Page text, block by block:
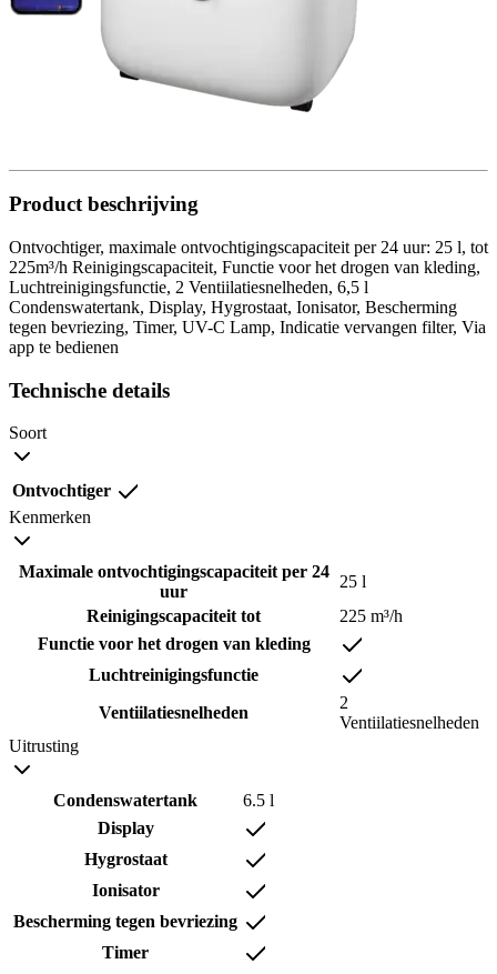
Product beschrijving
Ontvochtiger, maximale ontvochtigingscapaciteit per 24 uur: 25 l, tot
225m³/h Reinigingscapaciteit, Functie voor het drogen van kleding,
Luchtreinigingsfunctie, 2 Ventiilatiesnelheden, 6,5 l
Condenswatertank, Display, Hygrostaat, Ionisator, Bescherming
tegen bevriezing, Timer, UV-C Lamp, Indicatie vervangen filter, Via
app te bedienen
Technische details
Soort
Ontvochtiger
Kenmerken
Maximale ontvochtigingscapaciteit per 24
uur
25 l
Reinigingscapaciteit tot
225 m³/h
Functie voor het drogen van kleding
Luchtreinigingsfunctie
Ventiilatiesnelheden
2
Ventiilatiesnelheden
Uitrusting
Condenswatertank
6.5 l
Display
Hygrostaat
Ionisator
Bescherming tegen bevriezing
Timer